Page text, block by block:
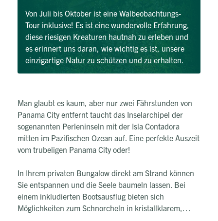
Von Juli bis Oktober ist eine Walbeobachtungs-
Tour inklusive! Es ist eine wundervolle Erfahrung,
diese riesigen Kreaturen hautnah zu erleben und
es erinnert uns daran, wie wichtig es ist, unsere
einzigartige Natur zu schützen und zu erhalten.
Man glaubt es kaum, aber nur zwei Fährstunden von
Panama City entfernt taucht das Inselarchipel der
sogenannten Perleninseln mit der Isla Contadora
mitten im Pazifischen Ozean auf. Eine perfekte Auszeit
vom trubeligen Panama City oder!
In Ihrem privaten Bungalow direkt am Strand können
Sie entspannen und die Seele baumeln lassen. Bei
einem inkludierten Bootsausflug bieten sich
Möglichkeiten zum Schnorcheln in kristallklarem,